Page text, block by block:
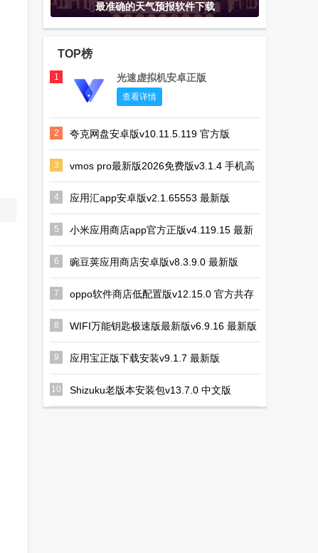
最准确的天气预报软件下载
TOP榜
1 光速虚拟机安卓正版
查看详情
2 夸克网盘安卓版v10.11.5.119 官方版
3
vmos pro最新版2026免费版v3.1.4 手机高
级会员版
4 应用汇app安卓版v2.1.65553 最新版
5
小米应用商店app官方正版v4.119.15 最新
版
6 豌豆荚应用商店安卓版v8.3.9.0 最新版
7
oppo软件商店低配置版v12.15.0 官方共存
版
8 WIFI万能钥匙极速版最新版v6.9.16 最新版
9 应用宝正版下载安装v9.1.7 最新版
10 Shizuku老版本安装包v13.7.0 中文版